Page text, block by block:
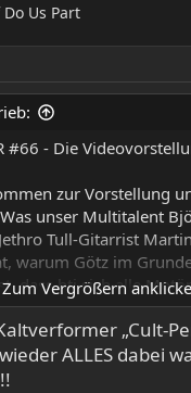
Us Part
#66 - Die
zur Vorstellung
unser Multitalent
Tull-Gitarrist
warum Götz im
dass btj sich alle
welches Projekt von
in diesem Video.
sind
regelmäßig neue Alben
Zum Vergrößern
„Cult-
ALLES dabei